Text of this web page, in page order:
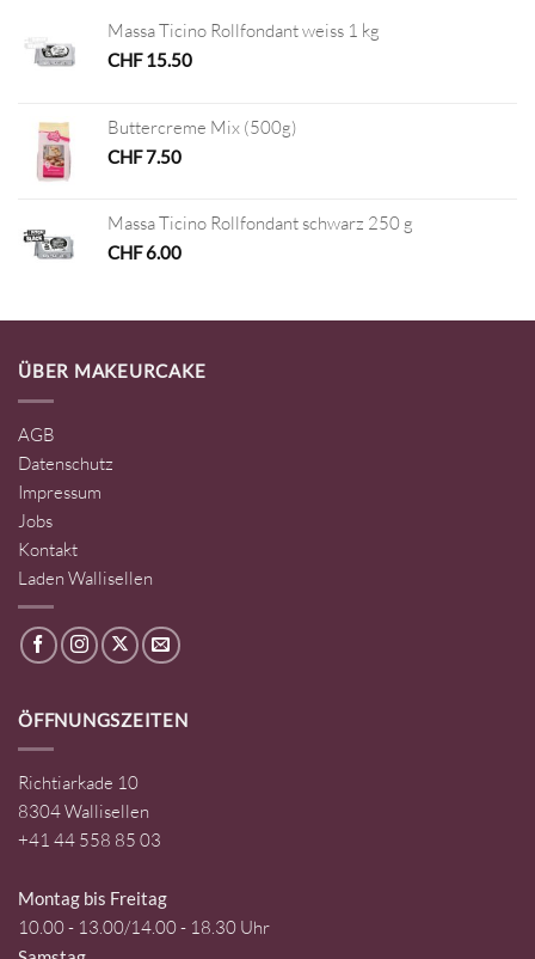
Massa Ticino Rollfondant weiss 1 kg
CHF15.50
Buttercreme Mix (500g)
CHF7.50
Massa Ticino Rollfondant schwarz 250 g
CHF6.00
ÜBER MAKEURCAKE
AGB
Datenschutz
Impressum
Jobs
Kontakt
Laden Wallisellen
ÖFFNUNGSZEITEN
Richtiarkade 10
8304 Wallisellen
+41 44 558 85 03
Montag bis Freitag
10.00 - 13.00/14.00 - 18.30 Uhr